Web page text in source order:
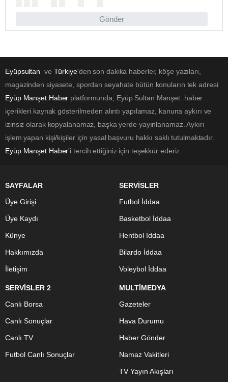
Gönder
Eyüpsultan ve Türkiye'den son dakika haberler, köşe yazıları,
magazinden siyasete, spordan seyahate bütün konuların tek adresi
Eyüp Manşet Haber platformunda; Eyüp Sultan Manşet haber
içerikleri kaynak gösterilmeden alıntı yapılamaz, kanuna aykırı ve
izinsiz olarak kopyalanamaz, başka yerde yayınlanamaz. Aykırı
işlem yapan kişi/kişiler için yasal başvuru hakkı saklı tutulmaktadır.
Eyüp Manşet Haber'i tercih ettiğiniz için teşekkür ederiz.
SAYFALAR
Üye Girişi
Üye Kaydı
Künye
Hakkımızda
İletişim
SERVİSLER
Futbol İddaa
Basketbol İddaa
Hentbol İddaa
Bilardo İddaa
Voleybol İddaa
SERVİSLER 2
Canlı Borsa
Canlı Sonuçlar
Canlı TV
Futbol Canlı Sonuçlar
MULTİMEDYA
Gazeteler
Hava Durumu
Haber Gönder
Namaz Vakitleri
TV Yayın Akışları